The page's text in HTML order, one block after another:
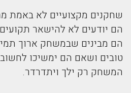
שחקנים מקצועיים לא באמת
הם יודעים לא להישאר תקועים
הם מבינים שבמשחק ארוך
טובים ושאם הם ימשיכו
המשחק רק ילך ויתדרדר.